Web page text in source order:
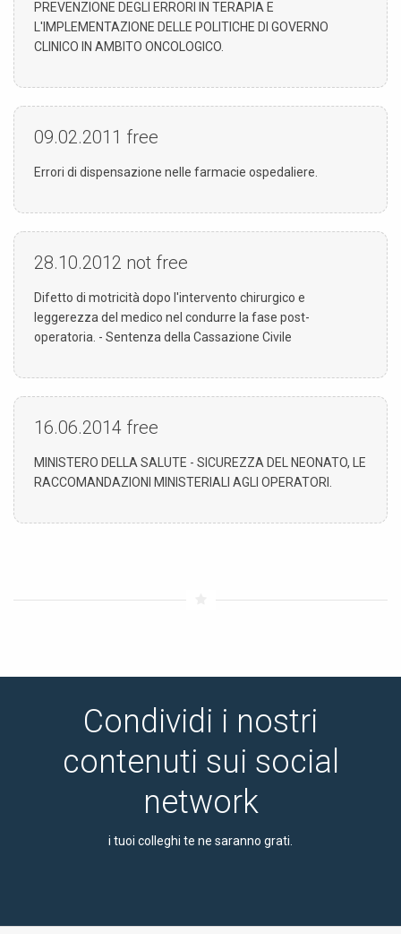
PREVENZIONE DEGLI ERRORI IN TERAPIA E
L'IMPLEMENTAZIONE DELLE POLITICHE DI GOVERNO
CLINICO IN AMBITO ONCOLOGICO.
09.02.2011 free
Errori di dispensazione nelle farmacie ospedaliere.
28.10.2012 not free
Difetto di motricità dopo l'intervento chirurgico e
leggerezza del medico nel condurre la fase post-
operatoria. - Sentenza della Cassazione Civile
16.06.2014 free
MINISTERO DELLA SALUTE - SICUREZZA DEL NEONATO, LE
RACCOMANDAZIONI MINISTERIALI AGLI OPERATORI.
Condividi i nostri
contenuti sui social
network
i tuoi colleghi te ne saranno grati.